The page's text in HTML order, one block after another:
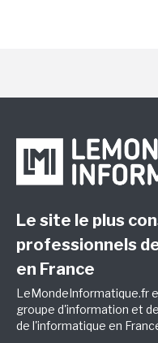
Le site le plus
professionnels
en France
LeMondeInformatique.fr
groupe d'information et
de l'informatique en